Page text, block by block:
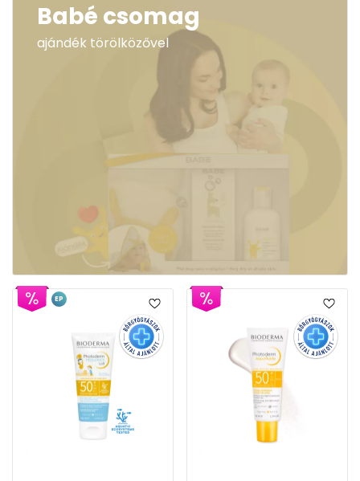
Babé csomag
ajándék törölközővel
EP